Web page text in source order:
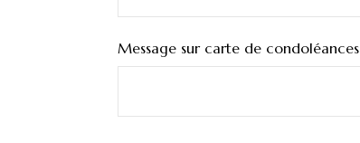
Message sur carte de condoléances